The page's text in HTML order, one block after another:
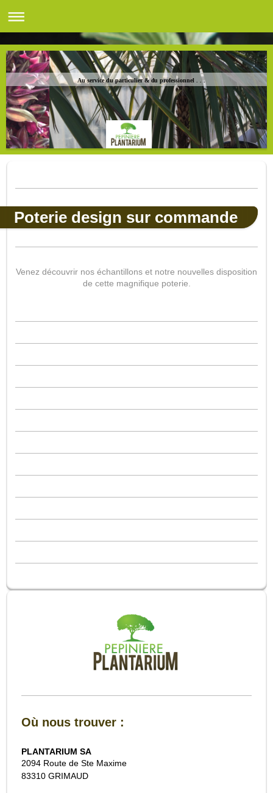
Au service du particulier & du professionnel . . .
Poterie design sur commande
Venez découvrir nos échantillons et notre nouvelles disposition
de cette magnifique poterie.
Où nous trouver :
PLANTARIUM SA
2094 Route de Ste Maxime
83310 GRIMAUD